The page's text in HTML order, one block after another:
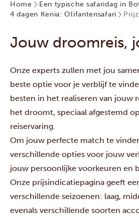
Home
Een typische safaridag in
4 dagen Kenia: Olifantensafari
Jouw droomreis,
Onze experts zullen met jou
beste optie voor je verblijf te
besten in het realiseren van jouw
het droomt, speciaal afgestemd
reiservaring.
Om jouw perfecte match te
verschillende opties voor jouw
jouw persoonlijke voorkeuren en
Onze prijsindicatiepagina geeft
verschillende seizoenen: laag,
evenals verschillende soorten